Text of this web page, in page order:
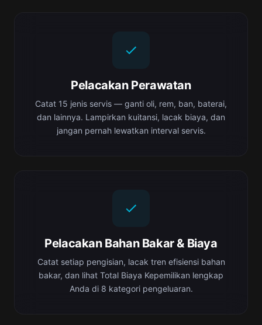
Pelacakan Perawatan
Catat 15 jenis servis — ganti oli, rem, ban, baterai,
dan lainnya. Lampirkan kuitansi, lacak biaya, dan
jangan pernah lewatkan interval servis.
Pelacakan Bahan Bakar & Biaya
Catat setiap pengisian, lacak tren efisiensi bahan
bakar, dan lihat Total Biaya Kepemilikan lengkap
Anda di 8 kategori pengeluaran.